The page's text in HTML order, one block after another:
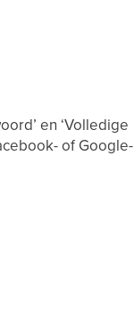
en ‘Volledige
of Google-